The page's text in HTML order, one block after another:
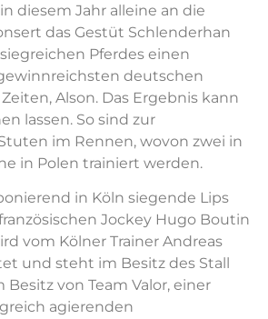
diesem Jahr alleine an die
das Gestüt Schlenderhan
Pferdes einen
deutschen
Alson. Das Ergebnis kann
lassen. So sind zur
im Rennen, wovon zwei in
in Polen trainiert werden.
in Köln siegende Lips
Jockey Hugo Boutin
vom Kölner Trainer Andreas
und steht im Besitz des Stall
Besitz von Team Valor, einer
agierenden